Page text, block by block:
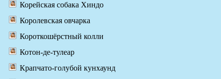
Корейская собака Хиндо
Королевская овчарка
Короткошёрстный колли
Котон-де-тулеар
Крапчато-голубой кунхаунд